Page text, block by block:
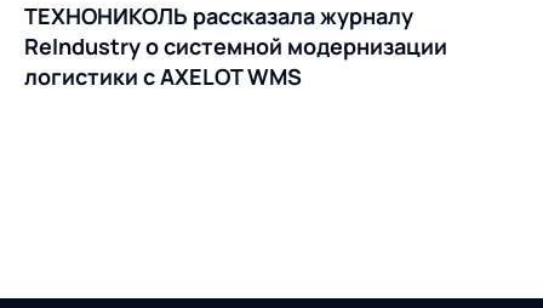
ТЕХНОНИКОЛЬ рассказала журналу
ReIndustry о системной модернизации
логистики с AXELOT WMS